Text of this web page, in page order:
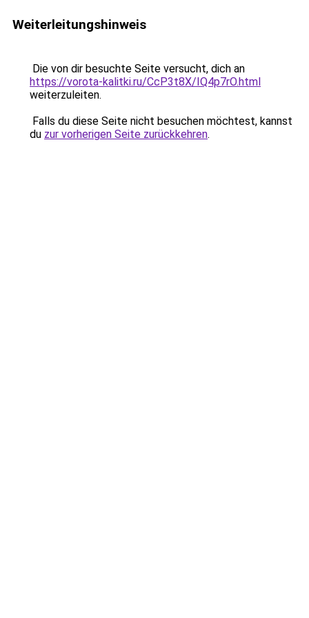
Weiterleitungshinweis
Die von dir besuchte Seite versucht, dich an
https://vorota-kalitki.ru/CcP3t8X/IQ4p7rO.html
weiterzuleiten.
Falls du diese Seite nicht besuchen möchtest, kannst
du zur vorherigen Seite zurückkehren.